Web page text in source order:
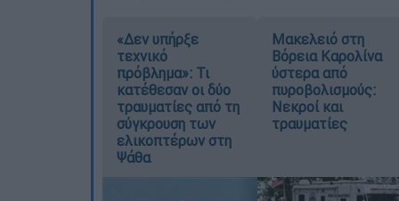
«Δεν υπήρξε
τεχνικό
πρόβλημα»: Τι
κατέθεσαν οι δύο
τραυματίες από τη
σύγκρουση των
ελικοπτέρων στη
Ψάθα
Μακελειό στη
Βόρεια Καρολίνα
ύστερα από
πυροβολισμούς:
Νεκροί και
τραυματίες